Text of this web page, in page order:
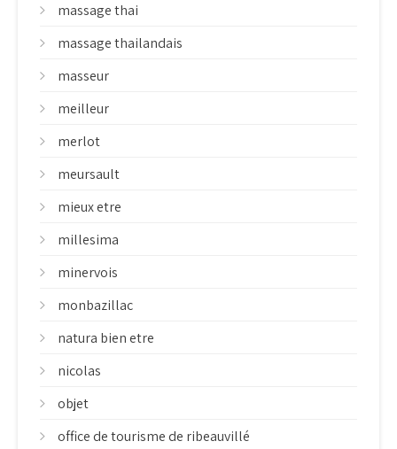
massage thai
massage thailandais
masseur
meilleur
merlot
meursault
mieux etre
millesima
minervois
monbazillac
natura bien etre
nicolas
objet
office de tourisme de ribeauvillé